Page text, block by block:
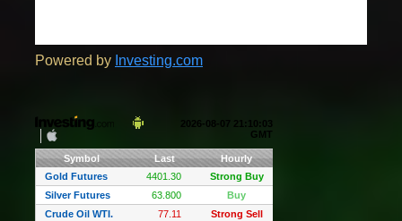
Powered by Investing.com